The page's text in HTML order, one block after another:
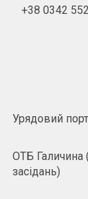
+38 0342
Урядовий
ОТБ Галичина
засідань)